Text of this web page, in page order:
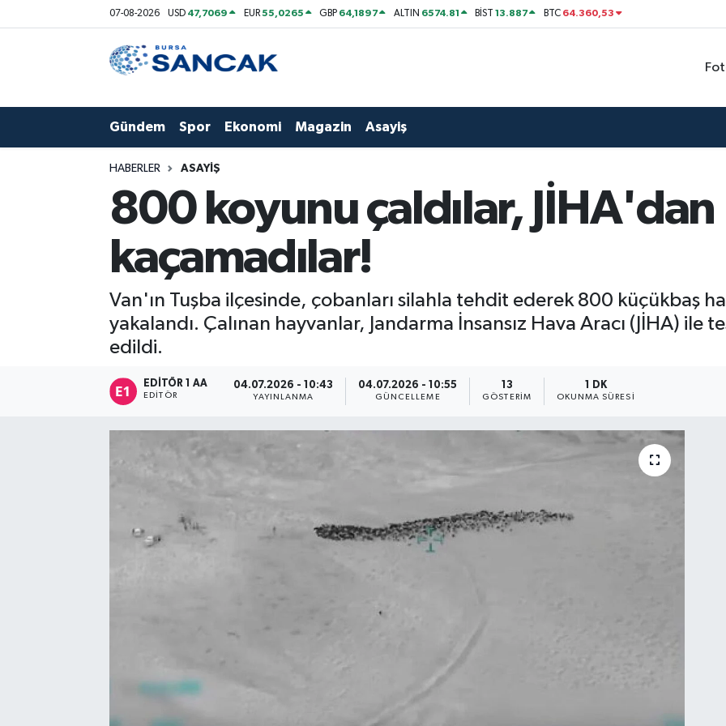
07-08-2026 USD 47,7069 EUR55,0265 GBP 64,1897 ALTIN 6574.81 BİST13.887 BTC 64.360,53
Gündem Spor Ekonomi Magazin Asayiş
HABERLER ASAYIŞ
800 koyunu çaldılar, JİHA'dan
kaçamadılar!
Van'ın Tuşba ilçesinde, çobanları silahla tehdit ederek 800 küçükbaş
yakalandı. Çalınan hayvanlar, Jandarma İnsansız Hava Aracı (JİHA) ile
edildi.
EDITÖR 1 AA
EDITÖR
04.07.2026 - 10:43
YAYINLANMA
04.07.2026 - 10:55
GÜNCELLEME
13
GÖSTERIM
1 DK
OKUNMA SÜRESI
Hava Durumu
Son Dakika Haberleri
Haber Arşivi